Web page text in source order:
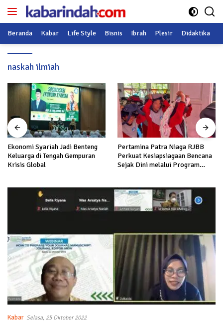
Langsung
Beranda Kabar Life Style Bisnis Ibrah Plesir Didaktika
naskah ilmiah
Ekonomi Syariah Jadi Benteng
Keluarga di Tengah Gempuran
Krisis Global
Pertamina Patra Niaga RJBB
Perkuat Kesiapsiagaan Bencana
Sejak Dini melalui Program
Kabar Selasa, 25 Oktober 2022